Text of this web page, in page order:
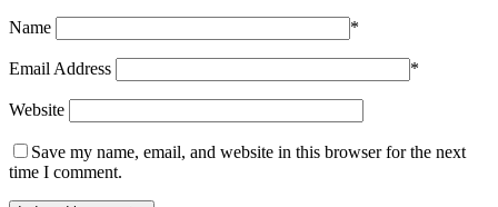
Name *
Email Address *
Website
Save my name, email, and website in this browser for the next
time I comment.